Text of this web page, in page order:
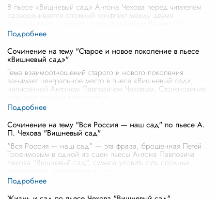
В пьесе «Вишневый сад» Антона Чехова перед читателем
разворачивается сложный конфликт между двумя
Гаевым, и младшим, представленным
Сочинение на тему "Старое и новое поколение в пьесе
«Вишневый сад»"
Тема взаимоотношений старого и нового поколения
занимает центральное место в пьесе «Вишневый сад»,
написанной Антоном Павловичем Чеховым. Столкновение
Сочинение на тему "Вся Россия — наш сад" по пьесе А.
П. Чехова "Вишневый сад"
"Вся Россия — наш сад" — эта фраза, брошенная Петей
Трофимовым в одной из сцен пьесы Антона Павловича
Чехова "Вишневый сад", сумела уловить суть сложных